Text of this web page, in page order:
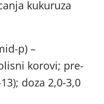
kukuruza
p) –
korovi; pre-
doza 2,0-3,0